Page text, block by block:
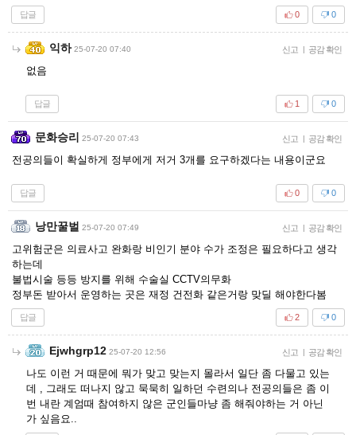
답글 0
0
익하 25-07-20 07:40 신고 | 공감 확인
없음
답글 0
1
문화승리 25-07-20 07:43 신고 | 공감 확인
전공의들이 확실하게 정부에게 저거 3개를 요구하겠다는 내용이군요
답글 0
0
낭만꿀벌 25-07-20 07:49 신고 | 공감 확인
고위험군은 의료사고 완화랑 비인기 분야 수가 조정은 필요하다고 생각
하는데
불법시술 등등 방지를 위해 수술실 CCTV의무화
정부돈 받아서 운영하는 곳은 재정 건전화 같은거랑 맞딜 해야한다봄
답글 0
2
Ejwhgrp12 25-07-20 12:56 신고 | 공감 확인
나도 이런 거 때문에 뭐가 맞고 맞는지 몰라서 일단 좀 다물고 있는
데 , 그래도 떠나지 않고 묵묵히 일하던 수련의나 전공의들은 좀 이
번 내란 계엄때 참여하지 않은 군인들마냥 좀 해줘야하는 거 아닌
가 싶음요..